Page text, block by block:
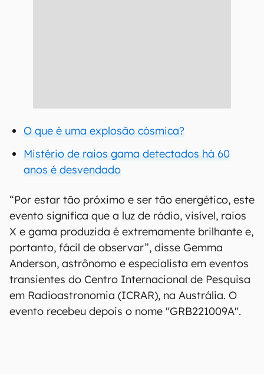
O que é uma explosão cósmica?
Mistério de raios gama detectados há 60
anos é desvendado
“Por estar tão próximo e ser tão energético, este
evento significa que a luz de rádio, visível, raios
X e gama produzida é extremamente brilhante e,
portanto, fácil de observar”, disse Gemma
Anderson, astrônomo e especialista em eventos
transientes do Centro Internacional de Pesquisa
em Radioastronomia (ICRAR), na Austrália. O
evento recebeu depois o nome "GRB221009A".